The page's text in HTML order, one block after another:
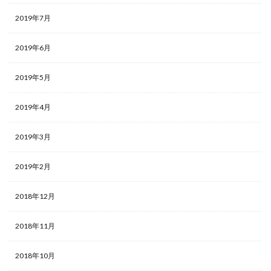
2019年7月
2019年6月
2019年5月
2019年4月
2019年3月
2019年2月
2018年12月
2018年11月
2018年10月